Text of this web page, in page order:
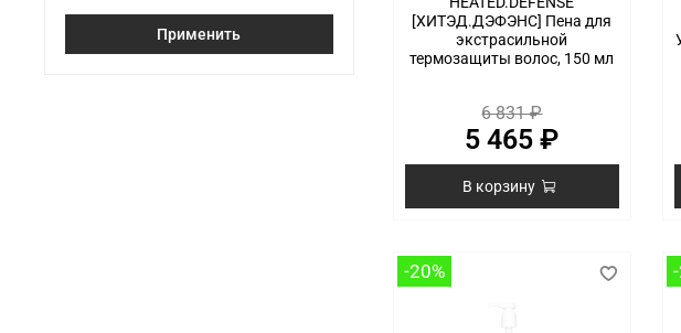
[ХИТЭД.ДЭФЭНС] Пена для
экстрасильной
термозащиты волос, 150 мл
6 831 ₽
5 465 ₽
В корзину
-20%
Применить